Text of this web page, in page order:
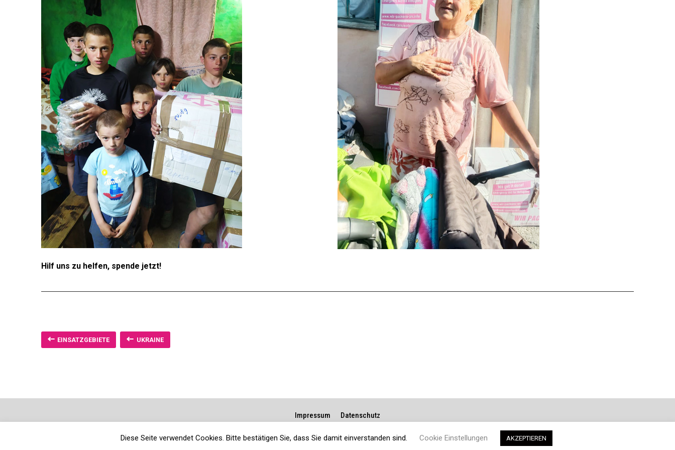
Hilf uns zu helfen, spende jetzt!
EINSATZGEBIETE UKRAINE
Impressum Datenschutz
WordPress
Diese Seite verwendet Cookies. Bitte bestätigen Sie, dass Sie damit einverstanden sind. Cookie Einstellungen AKZEPTIEREN